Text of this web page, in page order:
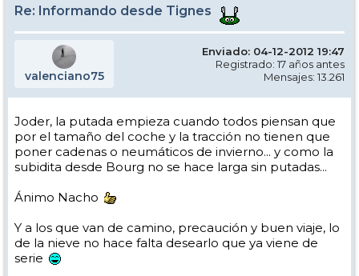
Re: Informando desde Tignes
valenciano75
Enviado: 04-12-2012 19:47
Registrado: 17 años antes
Mensajes: 13.261
Joder, la putada empieza cuando todos piensan que
por el tamaño del coche y la tracción no tienen que
poner cadenas o neumáticos de invierno... y como la
subidita desde Bourg no se hace larga sin putadas...
Ánimo Nacho
Y a los que van de camino, precaución y buen viaje, lo
de la nieve no hace falta desearlo que ya viene de
serie